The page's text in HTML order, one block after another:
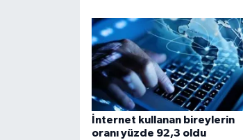
İnternet kullanan bireylerin
oranı yüzde 92,3 oldu